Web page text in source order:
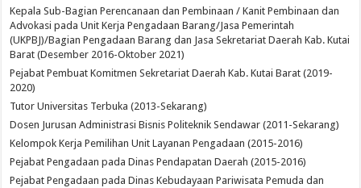
Kepala Sub-Bagian Perencanaan dan Pembinaan / Kanit Pembinaan dan
Advokasi pada Unit Kerja Pengadaan Barang/Jasa Pemerintah
(UKPBJ)/Bagian Pengadaan Barang dan Jasa Sekretariat Daerah Kab. Kutai
Barat (Desember 2016-Oktober 2021)
Pejabat Pembuat Komitmen Sekretariat Daerah Kab. Kutai Barat (2019-
2020)
Tutor Universitas Terbuka (2013-Sekarang)
Dosen Jurusan Administrasi Bisnis Politeknik Sendawar (2011-Sekarang)
Kelompok Kerja Pemilihan Unit Layanan Pengadaan (2015-2016)
Pejabat Pengadaan pada Dinas Pendapatan Daerah (2015-2016)
Pejabat Pengadaan pada Dinas Kebudayaan Pariwisata Pemuda dan